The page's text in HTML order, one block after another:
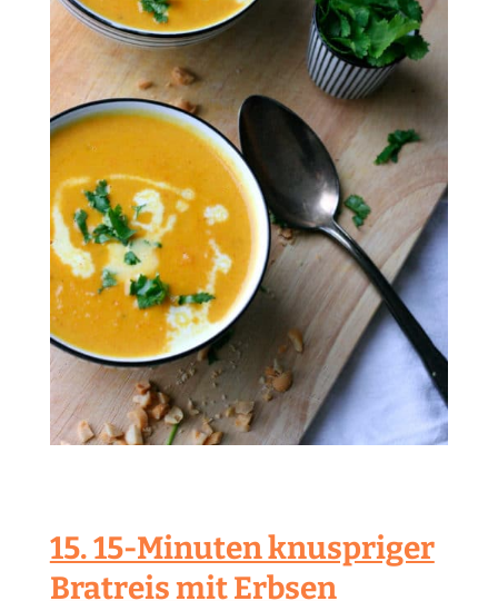
15. 15-Minuten knuspriger
Bratreis mit Erbsen